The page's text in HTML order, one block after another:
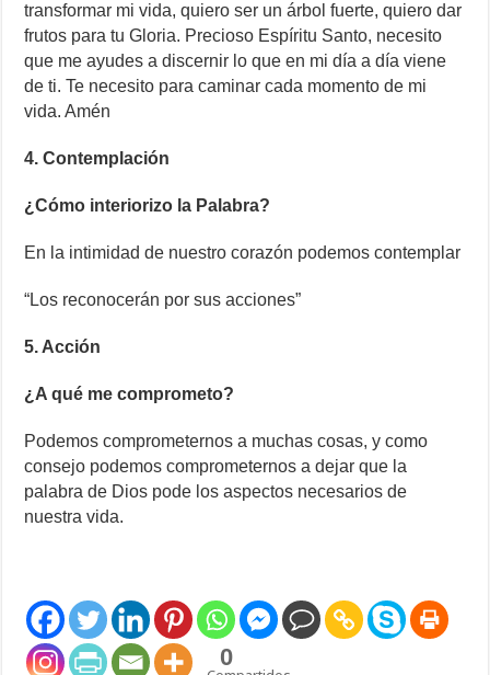
transformar mi vida, quiero ser un árbol fuerte, quiero dar
frutos para tu Gloria. Precioso Espíritu Santo, necesito
que me ayudes a discernir lo que en mi día a día viene
de ti. Te necesito para caminar cada momento de mi
vida. Amén
4. Contemplación
¿Cómo interiorizo la Palabra?
En la intimidad de nuestro corazón podemos contemplar
“Los reconocerán por sus acciones”
5. Acción
¿A qué me comprometo?
Podemos comprometernos a muchas cosas, y como
consejo podemos comprometernos a dejar que la
palabra de Dios pode los aspectos necesarios de
nuestra vida.
0